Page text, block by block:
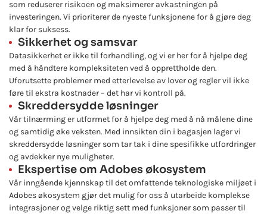
som reduserer risikoen og maksimerer avkastningen på
investeringen. Vi prioriterer de nyeste funksjonene for å gjøre deg
klar for suksess.
Sikkerhet og samsvar
Datasikkerhet er ikke til forhandling, og vi er her for å hjelpe deg
med å håndtere kompleksiteten ved å opprettholde den.
Uforutsette problemer med etterlevelse av lover og regler vil ikke
føre til ekstra kostnader – det har vi kontroll på.
Skreddersydde løsninger
Vår tilnærming er utformet for å hjelpe deg med å nå målene dine
og samtidig øke veksten. Med innsikten din i bagasjen lager vi
skreddersydde løsninger som tar tak i dine spesifikke utfordringer
og avdekker nye muligheter.
Ekspertise om Adobes økosystem
Vår inngående kjennskap til det omfattende teknologiske miljøet i
Adobes økosystem gjør det mulig for oss å utarbeide komplekse
integrasjoner og velge riktig sett med funksjoner som passer til